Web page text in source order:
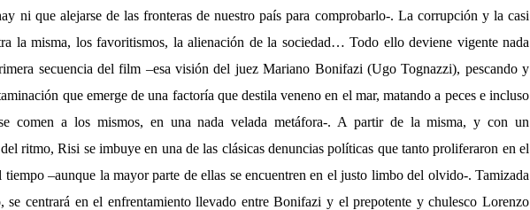
ni que alejarse de las fronteras de nuestro país para comprobarlo-. La corrupción y la casi
la misma, los favoritismos, la alienación de la sociedad… Todo ello deviene vigente nada
secuencia del film –esa visión del juez Mariano Bonifazi (Ugo Tognazzi), pescando y
que emerge de una factoría que destila veneno en el mar, matando a peces e incluso
comen a los mismos, en una nada velada metáfora-. A partir de la misma, y con un
ritmo, Risi se imbuye en una de las clásicas denuncias políticas que tanto proliferaron en el
tiempo –aunque la mayor parte de ellas se encuentren en el justo limbo del olvido-. Tamizada
se centrará en el enfrentamiento llevado entre Bonifazi y el prepotente y chulesco Lorenzo